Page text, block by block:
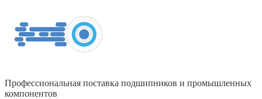
Профессиональная поставка подшипников и промышленных
компонентов